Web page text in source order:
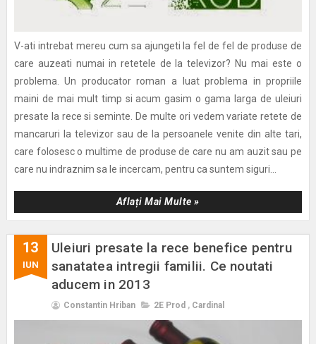
V-ati intrebat mereu cum sa ajungeti la fel de fel de produse de
care auzeati numai in retetele de la televizor? Nu mai este o
problema. Un producator roman a luat problema in propriile
maini de mai mult timp si acum gasim o gama larga de uleiuri
presate la rece si seminte. De multe ori vedem variate retete de
mancaruri la televizor sau de la persoanele venite din alte tari,
care folosesc o multime de produse de care nu am auzit sau pe
care nu indraznim sa le incercam, pentru ca suntem siguri...
Aflați Mai Multe »
13
IUN
Uleiuri presate la rece benefice pentru
sanatatea intregii familii. Ce noutati
aducem in 2013
Constantin Hriban 2E Prod , Cardinal